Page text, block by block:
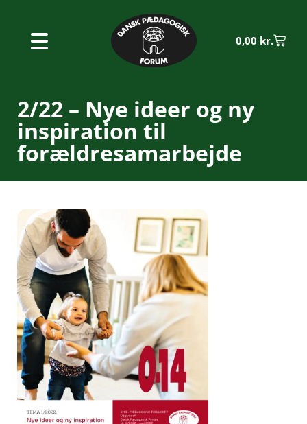
0,00 kr.
2/22 – Nye ideer og ny
inspiration til
forældresamarbejde